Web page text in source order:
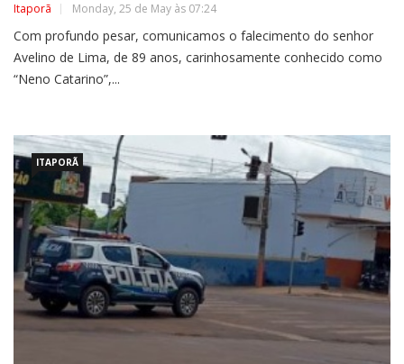
Itaporã Monday, 25 de May às 07:24
Com profundo pesar, comunicamos o falecimento do senhor
Avelino de Lima, de 89 anos, carinhosamente conhecido como
“Neno Catarino”,...
ITAPORÃ